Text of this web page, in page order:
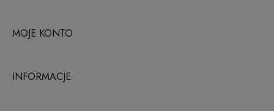
MOJE KONTO
INFORMACJE